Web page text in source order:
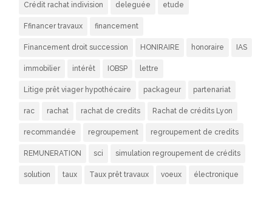
Crédit rachat indivision deleguée etude
Ffinancer travaux financement
Financement droit succession HONIRAIRE honoraire IAS
immobilier intérêt IOBSP lettre
Litige prêt viager hypothécaire packageur partenariat
rac rachat rachat de credits Rachat de crédits Lyon
recommandée regroupement regroupement de credits
REMUNERATION sci simulation regroupement de crédits
solution taux Taux prêt travaux voeux électronique